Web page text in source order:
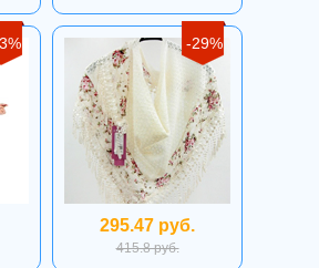
-29%
295.47 руб.
415.8 руб.